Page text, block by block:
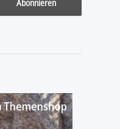
Abonnieren